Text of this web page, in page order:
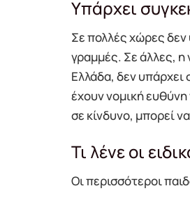
Υπάρχει
Σε πολλές χώρες δεν
γραμμές. Σε άλλες, η
Ελλάδα, δεν υπάρχει
έχουν νομική ευθύνη
σε κίνδυνο, μπορεί
Τι λένε οι
Οι περισσότεροι